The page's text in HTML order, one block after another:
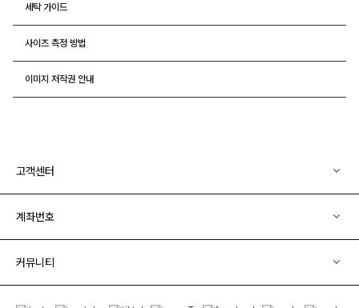
세탁 가이드
사이즈 측정 방법
이미지 저작권 안내
고객센터
계좌번호
커뮤니티